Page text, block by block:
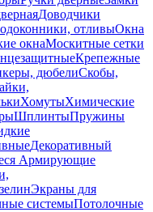
Доводчики
отливыОкна
окнаМоскитные сетки
Крепежные
дюбелиСкобы,
ХомутыХимические
ШплинтыПружины
Декоративный
Армирующие
Экраны для
системыПотолочные